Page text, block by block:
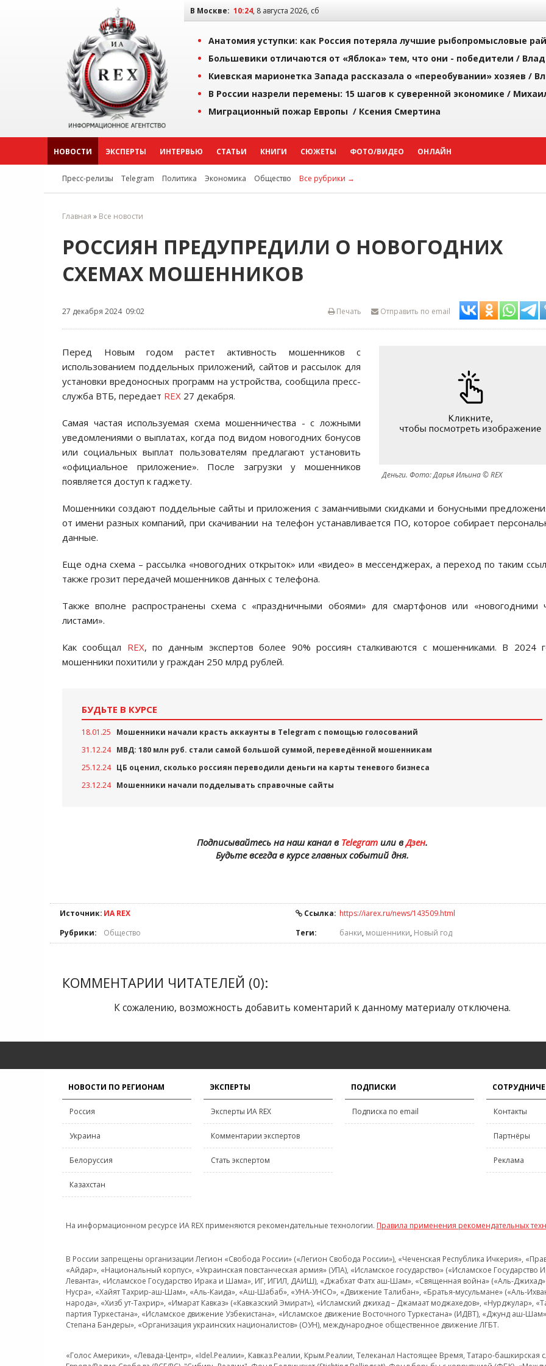
В Москве: 10:24, 8 августа 2026, сб
Анатомия уступки: как Россия потеряла лучшие рыбопромысловые
Большевики отличаются от «Яблока» тем, что они - победители /
Киевская марионетка Запада рассказала о «переобувании» хозяев /
В России назрели перемены: 15 шагов к суверенной экономике /
Миграционный пожар Европы / Ксения Смертина
НОВОСТИ ЭКСПЕРТЫ ИНТЕРВЬЮ СТАТЬИ КНИГИ СЮЖЕТЫ ФОТО/ВИДЕО ОНЛАЙН
Пресс-релизы Telegram Политика Экономика Общество Все рубрики →
Главная » Все новости
РОССИЯН ПРЕДУПРЕДИЛИ О НОВОГОДНИХ
СХЕМАХ МОШЕННИКОВ
27 декабря 2024 09:02 Отправить по email
Печать
Деньги. Фото: Дарья Ильина © REX
Перед Новым годом растет активность мошенников с
использованием поддельных приложений, сайтов и рассылок для
установки вредоносных программ на устройства, сообщила пресс-
служба ВТБ, передает REX 27 декабря.
Самая частая используемая схема мошенничества - с ложными
уведомлениями о выплатах, когда под видом новогодних бонусов
или социальных выплат пользователям предлагают установить
«официальное приложение». После загрузки у мошенников
появляется доступ к гаджету.
Мошенники создают поддельные сайты и приложения с заманчивыми скидками и бонусными
от имени разных компаний, при скачивании на телефон устанавливается ПО, которое собирает
данные.
Еще одна схема – рассылка «новогодних открыток» или «видео» в мессенджерах, а переход по таким
также грозит передачей мошенников данных с телефона.
Также вполне распространены схема с «праздничными обоями» для смартфонов или «новогодними
листами».
Как сообщал REX, по данным экспертов более 90% россиян сталкиваются с мошенниками. В 2024
мошенники похитили у граждан 250 млрд рублей.
БУДЬТЕ В КУРСЕ
18.01.25
Мошенники начали красть аккаунты в Telegram с помощью голосований
31.12.24 МВД: 180 млн руб. стали самой большой суммой, переведённой мошенникам
25.12.24 ЦБ оценил, сколько россиян переводили деньги на карты теневого бизнеса
23.12.24 Мошенники начали подделывать справочные сайты
Подписывайтесь на наш канал в Telegramили вДзен.
Будьте всегда в курсе главных событий дня.
Источник: ИА REX Ссылка: https://iarex.ru/news/143509.html
Рубрики:
Общество Теги: банки, мошенники, Новый год
КОММЕНТАРИИ ЧИТАТЕЛЕЙ (0):
К сожалению, возможность добавить коментарий к данному материалу отключена.
НОВОСТИ ПО РЕГИОНАМ
Россия
Украина
Белоруссия
Казахстан
ЭКСПЕРТЫ
Эксперты ИА REX
Комментарии экспертов
Стать экспертом
ПОДПИСКИ
Подписка по email Контакты
Партнёры
Реклама
На информационном ресурсе ИА REX применяются рекомендательные технологии. Правила применения рекомендательных
В России запрещены организации Легион «Свобода России» («Легион Свобода России»), «Чеченская Республика Ичкерия»,
«Айдар», «Национальный корпус», «Украинская повстанческая армия» (УПА), «Исламское государство» («Исламское
Леванта», «Исламское Государство Ирака и Шама», ИГ, ИГИЛ, ДАИШ), «Джабхат Фатх аш-Шам», «Священная война» («Аль-Джихад»
Нусра», «Хайят Тахрир-аш-Шам», «Аль-Каида», «Аш-Шабаб», «УНА-УНСО», «Движение Талибан», «Братья-мусульмане» («Аль-
народа», «Хизб ут-Тахрир», «Имарат Кавказ» («Кавказский Эмират»), «Исламский джихад – Джамаат моджахедов», «Нурджулар»,
партия Туркестана», «Исламское движение Узбекистана», «Исламское движение Восточного Туркестана» (ИДВТ), «Джунд аш-
Степана Бандеры», «Организация украинских националистов» (ОУН), международное общественное движение ЛГБТ.
«Голос Америки», «Левада-Центр», «Idel.Реалии», Кавказ.Реалии, Крым.Реалии, Телеканал Настоящее Время, Татаро-